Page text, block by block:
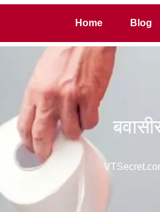
Home Blog